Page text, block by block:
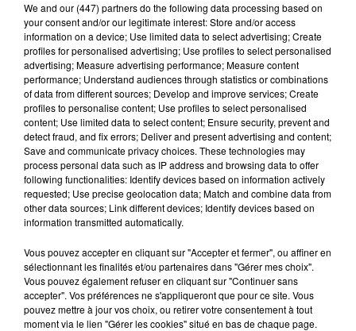
Lecture (1 min 25 sec)
100%
9 juin 2025 - 1 min 25 sec
L'AGENDA DU BÉARN DU 09/06/2025 À 10H59
We and our (447) partnersdo the following data processing based on
your consent and/or our legitimate interest: Store and/or access
information on a device; Use limited data to select advertising; Create
profiles for personalised advertising; Use profiles to select personalised
advertising; Measure advertising performance; Measure content
performance; Understand audiences through statistics or combinations
of data from different sources; Develop and improve services; Create
profiles to personalise content; Use profiles to select personalised
content; Use limited data to select content; Ensure security, prevent and
detect fraud, and fix errors; Deliver and present advertising and content;
Save and communicate privacy choices. These technologies may
process personal data such as IP address and browsing data to offer
following functionalities: Identify devices based on information actively
requested; Use precise geolocation data; Match and combine data from
other data sources; Link different devices; Identify devices based on
information transmitted automatically.
Vous pouvez accepter en cliquant sur "Accepter et fermer", ou affiner en
sélectionnant les finalités et/ou partenaires dans "Gérer mes choix".
Vous pouvez également refuser en cliquant sur "Continuer sans
accepter". Vos préférences ne s'appliqueront que pour ce site. Vous
pouvez mettre à jour vos choix, ou retirer votre consentement à tout
moment via le lien "Gérer les cookies" situé en bas de chaque page.